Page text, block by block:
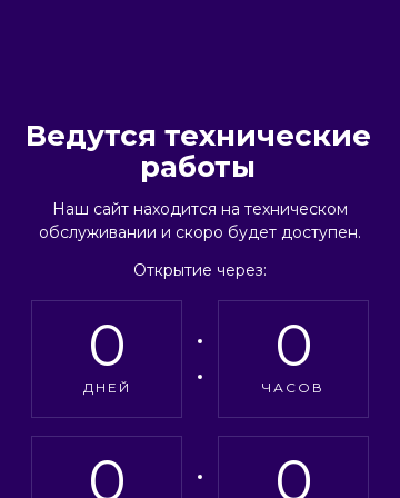
Ведутся технические
работы
Наш сайт находится на техническом
обслуживании и скоро будет доступен.
Открытие через:
0
ДНЕЙ
0
ЧАСОВ
0 0